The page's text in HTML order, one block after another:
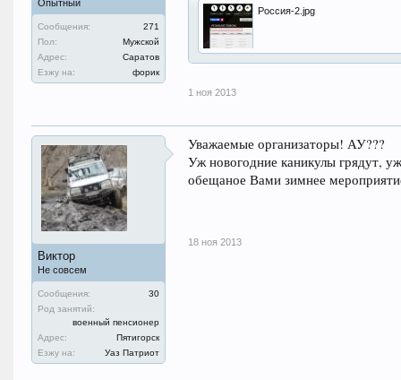
Опытный
Сообщения:
271
Пол:
Мужской
Адрес:
Саратов
Езжу на:
форик
Россия-2.jpg
1 ноя 2013
Виктор
Не совсем
Сообщения:
30
Род занятий:
военный пенсионер
Адрес:
Пятигорск
Езжу на:
Уаз Патриот
Уважаемые организаторы! АУ???
Уж новогодние каникулы грядут,
обещаное Вами зимнее
18 ноя 2013